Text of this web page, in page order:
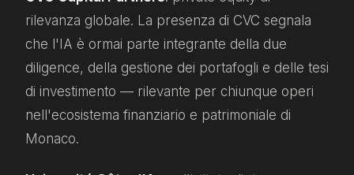
rilevanza globale. La presenza di CVC segnala
che l'IA è ormai parte integrante della due
diligence, della gestione dei portafogli e delle tesi
di investimento — rilevante per chiunque operi
nell'ecosistema finanziario e patrimoniale di
Monaco.